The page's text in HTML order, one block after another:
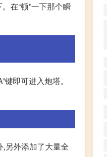
在“顿”一下那个瞬
即可进入炮塔。
另外添加了大量全